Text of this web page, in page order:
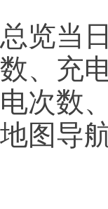
总览当
数、充
电次数
地图导